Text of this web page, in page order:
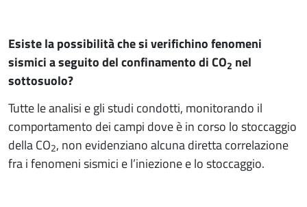
Esiste la possibilità che si verifichino fenomeni
sismici a seguito del confinamento di CO2 nel
sottosuolo?
Tutte le analisi e gli studi condotti, monitorando il
comportamento dei campi dove è in corso lo stoccaggio
della CO2, non evidenziano alcuna diretta correlazione
fra i fenomeni sismici e l’iniezione e lo stoccaggio.